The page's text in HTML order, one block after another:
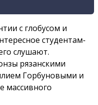
с глобусом и
студентам-
слушают.
рязанскими
Горбуновыми и
массивного